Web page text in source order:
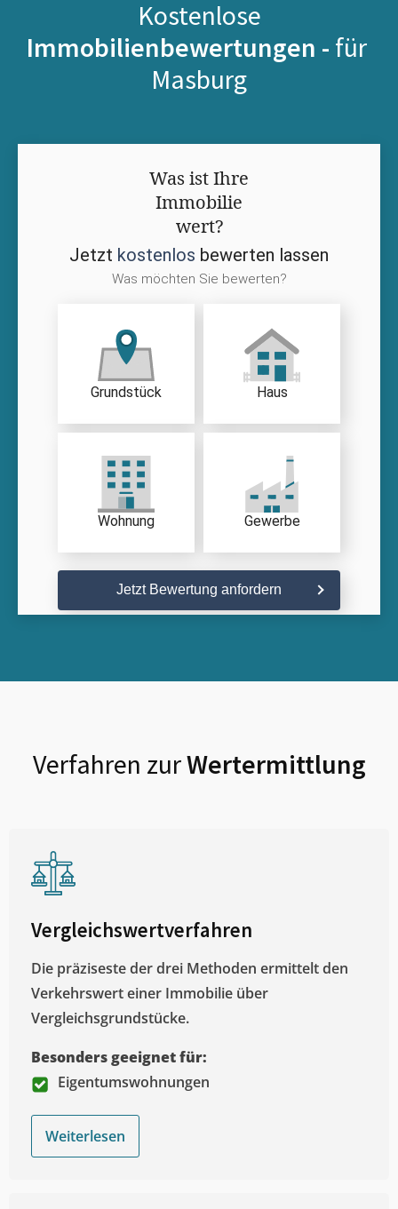
Kostenlose
Immobilienbewertungen - für
Masburg
Was ist Ihre
Immobilie
wert?
Jetzt kostenlos bewerten lassen
Was möchten Sie bewerten?
Grundstück Haus
Wohnung Gewerbe
Jetzt Bewertung anfordern
Verfahren zurWertermittlung
Vergleichswertverfahren
Die präziseste der drei Methoden ermittelt den
Verkehrswert einer Immobilie über
Vergleichsgrundstücke.
Besonders geeignet für:
Eigentumswohnungen
Weiterlesen